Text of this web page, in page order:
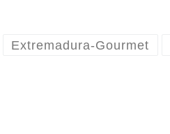
Extremadura-Gourmet